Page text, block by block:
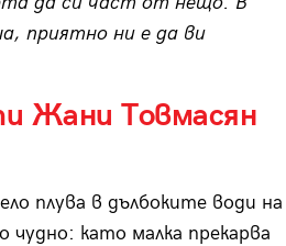
приятно ни е да ви
Жани Товмасян
плува в дълбоките води на
като малка прекарва